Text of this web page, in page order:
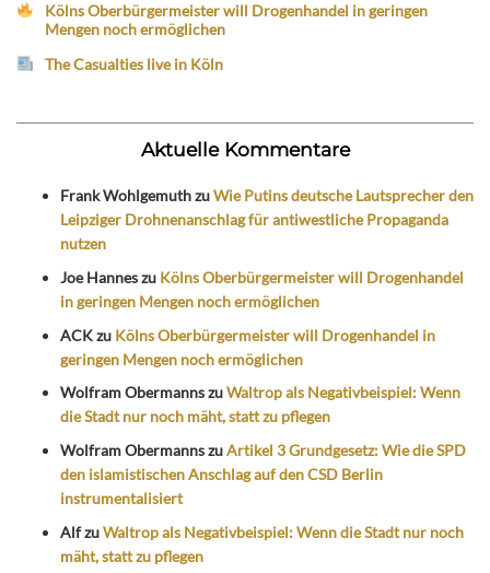
Kölns Oberbürgermeister will Drogenhandel in geringen
Mengen noch ermöglichen
The Casualties live in Köln
Aktuelle Kommentare
Frank WohlgemuthzuWie Putins deutsche Lautsprecher den
Leipziger Drohnenanschlag für antiwestliche Propaganda
nutzen
Joe Hanneszu Kölns Oberbürgermeister will Drogenhandel
in geringen Mengen noch ermöglichen
ACKzu Kölns Oberbürgermeister will Drogenhandel in
geringen Mengen noch ermöglichen
Wolfram ObermannszuWaltrop als Negativbeispiel: Wenn
die Stadt nur noch mäht, statt zu pflegen
Wolfram ObermannszuArtikel 3 Grundgesetz: Wie die SPD
den islamistischen Anschlag auf den CSD Berlin
instrumentalisiert
AlfzuWaltrop als Negativbeispiel: Wenn die Stadt nur noch
mäht, statt zu pflegen